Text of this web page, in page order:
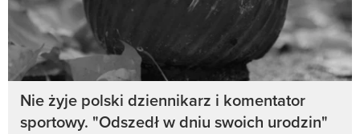
Nie żyje polski dziennikarz i komentator
sportowy. "Odszedł w dniu swoich urodzin"